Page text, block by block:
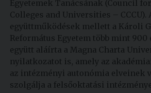
Egyetemek Tanácsának (Council
Colleges and Universities – CCCU).
együttműködések mellett a Károli
Református Egyetem több mint 900
együtt aláírta a Magna Charta
nyilatkozatot is, amely az
az intézményi autonómia elveinek
szolgálja a felsőoktatási